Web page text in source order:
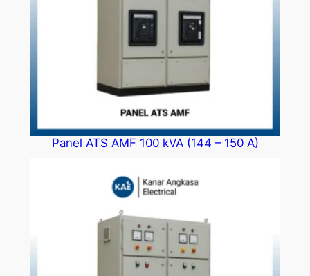
Panel ATS AMF 100 kVA (144 – 150 A)